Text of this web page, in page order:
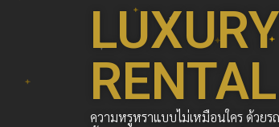
RENTAL
ความหรูหราแบบไม่เหมือนใคร ด้วย